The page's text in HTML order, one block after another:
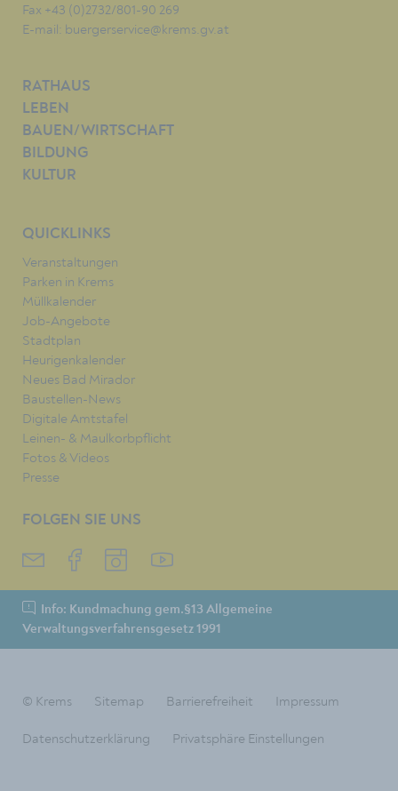
Fax +43 (0)2732/801-90 269
E-mail: buergerservice@krems.gv.at
RATHAUS
LEBEN
BAUEN/WIRTSCHAFT
BILDUNG
KULTUR
QUICKLINKS
Veranstaltungen
Parken in Krems
Müllkalender
Job-Angebote
Stadtplan
Heurigenkalender
Neues Bad Mirador
Baustellen-News
Digitale Amtstafel
Leinen- & Maulkorbpflicht
Fotos & Videos
Presse
FOLGEN SIE UNS
Info: Kundmachung gem.§13 Allgemeine
Verwaltungsverfahrensgesetz 1991
© Krems Sitemap Barrierefreiheit Impressum
Datenschutzerklärung Privatsphäre Einstellungen